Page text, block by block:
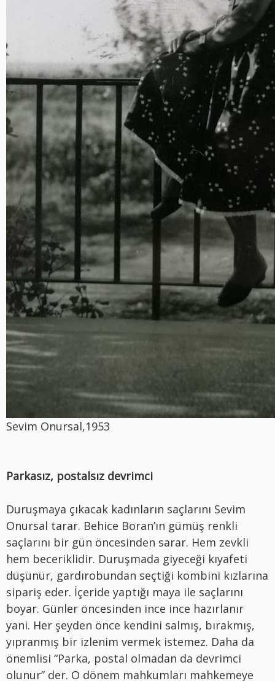
Sevim Onursal,1953
Parkasız, postalsız devrimci
Duruşmaya çıkacak kadınların saçlarını Sevim
Onursal tarar. Behice Boran’ın gümüş renkli
saçlarını bir gün öncesinden sarar. Hem zevkli
hem beceriklidir. Duruşmada giyeceği kıyafeti
düşünür, gardırobundan seçtiği kombini kızlarına
sipariş eder. İçeride yaptığı maya ile saçlarını
boyar. Günler öncesinden ince ince hazırlanır
yani. Her şeyden önce kendini salmış, bırakmış,
yıpranmış bir izlenim vermek istemez. Daha da
önemlisi “Parka, postal olmadan da devrimci
olunur” der. O dönem mahkumları mahkemeye